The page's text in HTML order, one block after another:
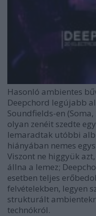
Hasonló ambientes
Deepchord legújabb
Soundfields-en
olyan zenéit szedte
lemaradtak utóbbi
hiányában nemes
Viszont ne higgyük
állna a lemez;
esetben teljes
felvételekben, legyen
strukturált
technókról.